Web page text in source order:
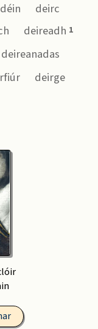
déin
deirc
deireadh 1
deireanadas
deirge